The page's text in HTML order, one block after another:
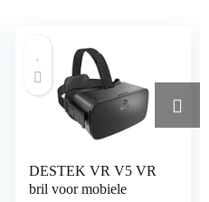
DESTEK VR V5 VR
bril voor mobiele